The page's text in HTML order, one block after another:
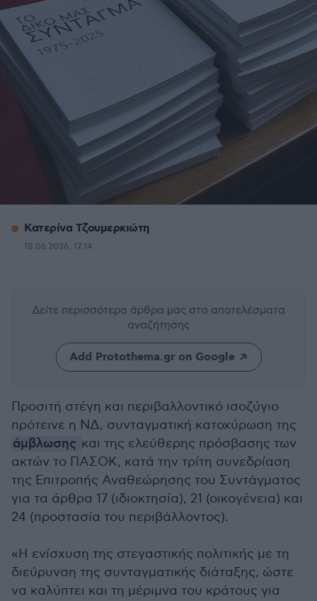
Κατερίνα Τζουμερκιώτη
18.06.2026, 17:14
Δείτε περισσότερα άρθρα μας στα αποτελέσματα
αναζήτησης
Add Protothema.gr on Google
Προσιτή στέγη και περιβαλλοντικό ισοζύγιο
πρότεινε η ΝΔ, συνταγματική κατοχύρωση της
άμβλωσης και της ελεύθερης πρόσβασης των
ακτών το ΠΑΣΟΚ, κατά την τρίτη συνεδρίαση
της Επιτροπής Αναθεώρησης του Συντάγματος
για τα άρθρα 17 (ιδιοκτησία), 21 (οικογένεια) και
24 (προστασία του περιβάλλοντος).
«Η ενίσχυση της στεγαστικής πολιτικής με τη
διεύρυνση της συνταγματικής διάταξης, ώστε
να καλύπτει και τη μέριμνα του κράτους για